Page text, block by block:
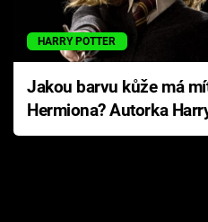
HARRY POTTER
Jakou barvu kůže má
Hermiona? Autorka
Pottera přišla s ráznou